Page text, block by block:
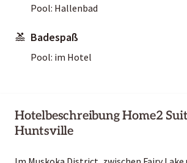
Pool: Hallenbad
Badespaß
Pool: im Hotel
Hotelbeschreibung Home2
Huntsville